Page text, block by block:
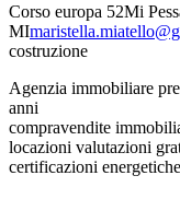
Corso europa 52Mi
MI
costruzione
Agenzia immobiliare
anni
compravendite
locazioni valutazioni
certificazioni